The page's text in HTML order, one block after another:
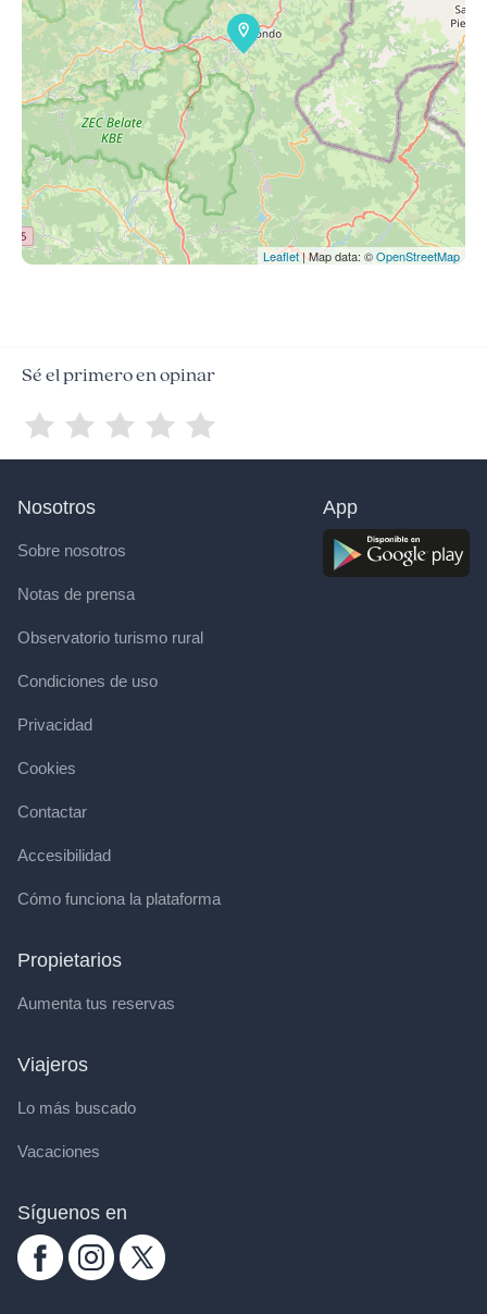
Leaflet| Map data: ©OpenStreetMap
Sé el primero en opinar
Nosotros
Sobre nosotros
Notas de prensa
Observatorio turismo rural
Condiciones de uso
Privacidad
Cookies
Contactar
Accesibilidad
Cómo funciona la plataforma
Propietarios
Aumenta tus reservas
Viajeros
Lo más buscado
Vacaciones
App
Síguenos en